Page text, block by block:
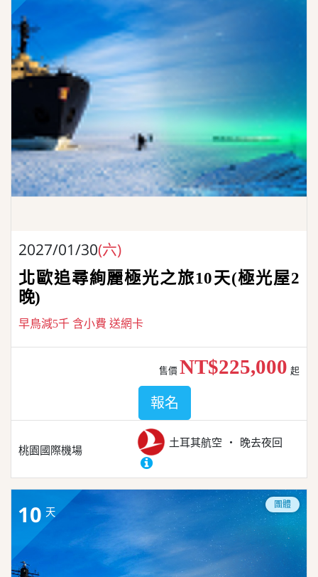
2027/01/30(六)
北歐追尋絢麗極光之旅10天(極光屋2
晚)
早鳥減5千 含小費 送網卡
桃園國際機場
土耳其航空 晚去夜回
售價 NT$225,000 起
報名
10 天
團體